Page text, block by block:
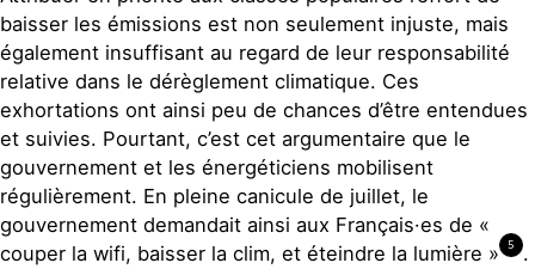
baisser les émissions est non seulement injuste, mais
également insuffisant au regard de leur responsabilité
relative dans le dérèglement climatique. Ces
exhortations ont ainsi peu de chances d’être entendues
et suivies. Pourtant, c’est cet argumentaire que le
gouvernement et les énergéticiens mobilisent
régulièrement. En pleine canicule de juillet, le
gouvernement demandait ainsi aux Français·es de «
couper la wifi, baisser la clim, et éteindre la lumière »
5
.